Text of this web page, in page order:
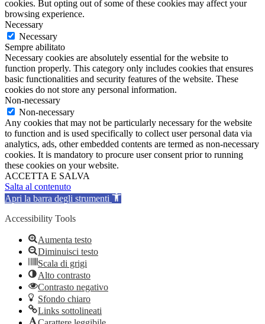
cookies. But opting out of some of these cookies may affect your
browsing experience.
Necessary
Necessary
Sempre abilitato
Necessary cookies are absolutely essential for the website to
function properly. This category only includes cookies that ensures
basic functionalities and security features of the website. These
cookies do not store any personal information.
Non-necessary
Non-necessary
Any cookies that may not be particularly necessary for the website
to function and is used specifically to collect user personal data via
analytics, ads, other embedded contents are termed as non-necessary
cookies. It is mandatory to procure user consent prior to running
these cookies on your website.
ACCETTA E SALVA
Salta al contenuto
Apri la barra degli strumenti
Accessibility Tools
Aumenta testo
Diminuisci testo
Scala di grigi
Alto contrasto
Contrasto negativo
Sfondo chiaro
Links sottolineati